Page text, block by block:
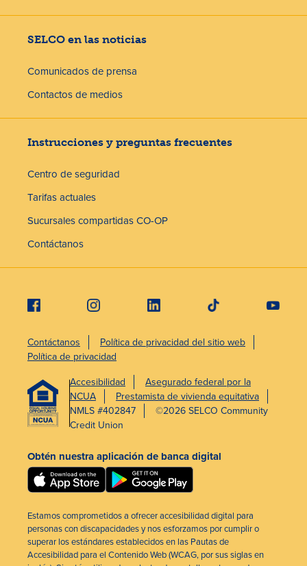
SELCO en las noticias
Comunicados de prensa
Contactos de medios
Instrucciones y preguntas frecuentes
Centro de seguridad
Tarifas actuales
Sucursales compartidas CO-OP
Contáctanos
Contáctanos
Política de privacidad del sitio web
Política de privacidad
Accesibilidad
Asegurado federal por la
NCUA
Prestamista de vivienda equitativa
NMLS #402847
©2026 SELCO Community
Credit Union
Obtén nuestra aplicación de banca digital
Estamos comprometidos a ofrecer accesibilidad digital para
personas con discapacidades y nos esforzamos por cumplir o
superar los estándares establecidos en las Pautas de
Accesibilidad para el Contenido Web (WCAG, por sus siglas en